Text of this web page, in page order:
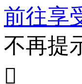
前往享
不再提
